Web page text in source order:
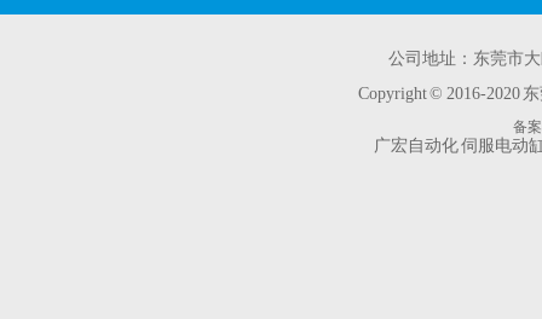
公司地址：东莞市
Copyright © 2016-2020
备案
广宏自动化伺服电动